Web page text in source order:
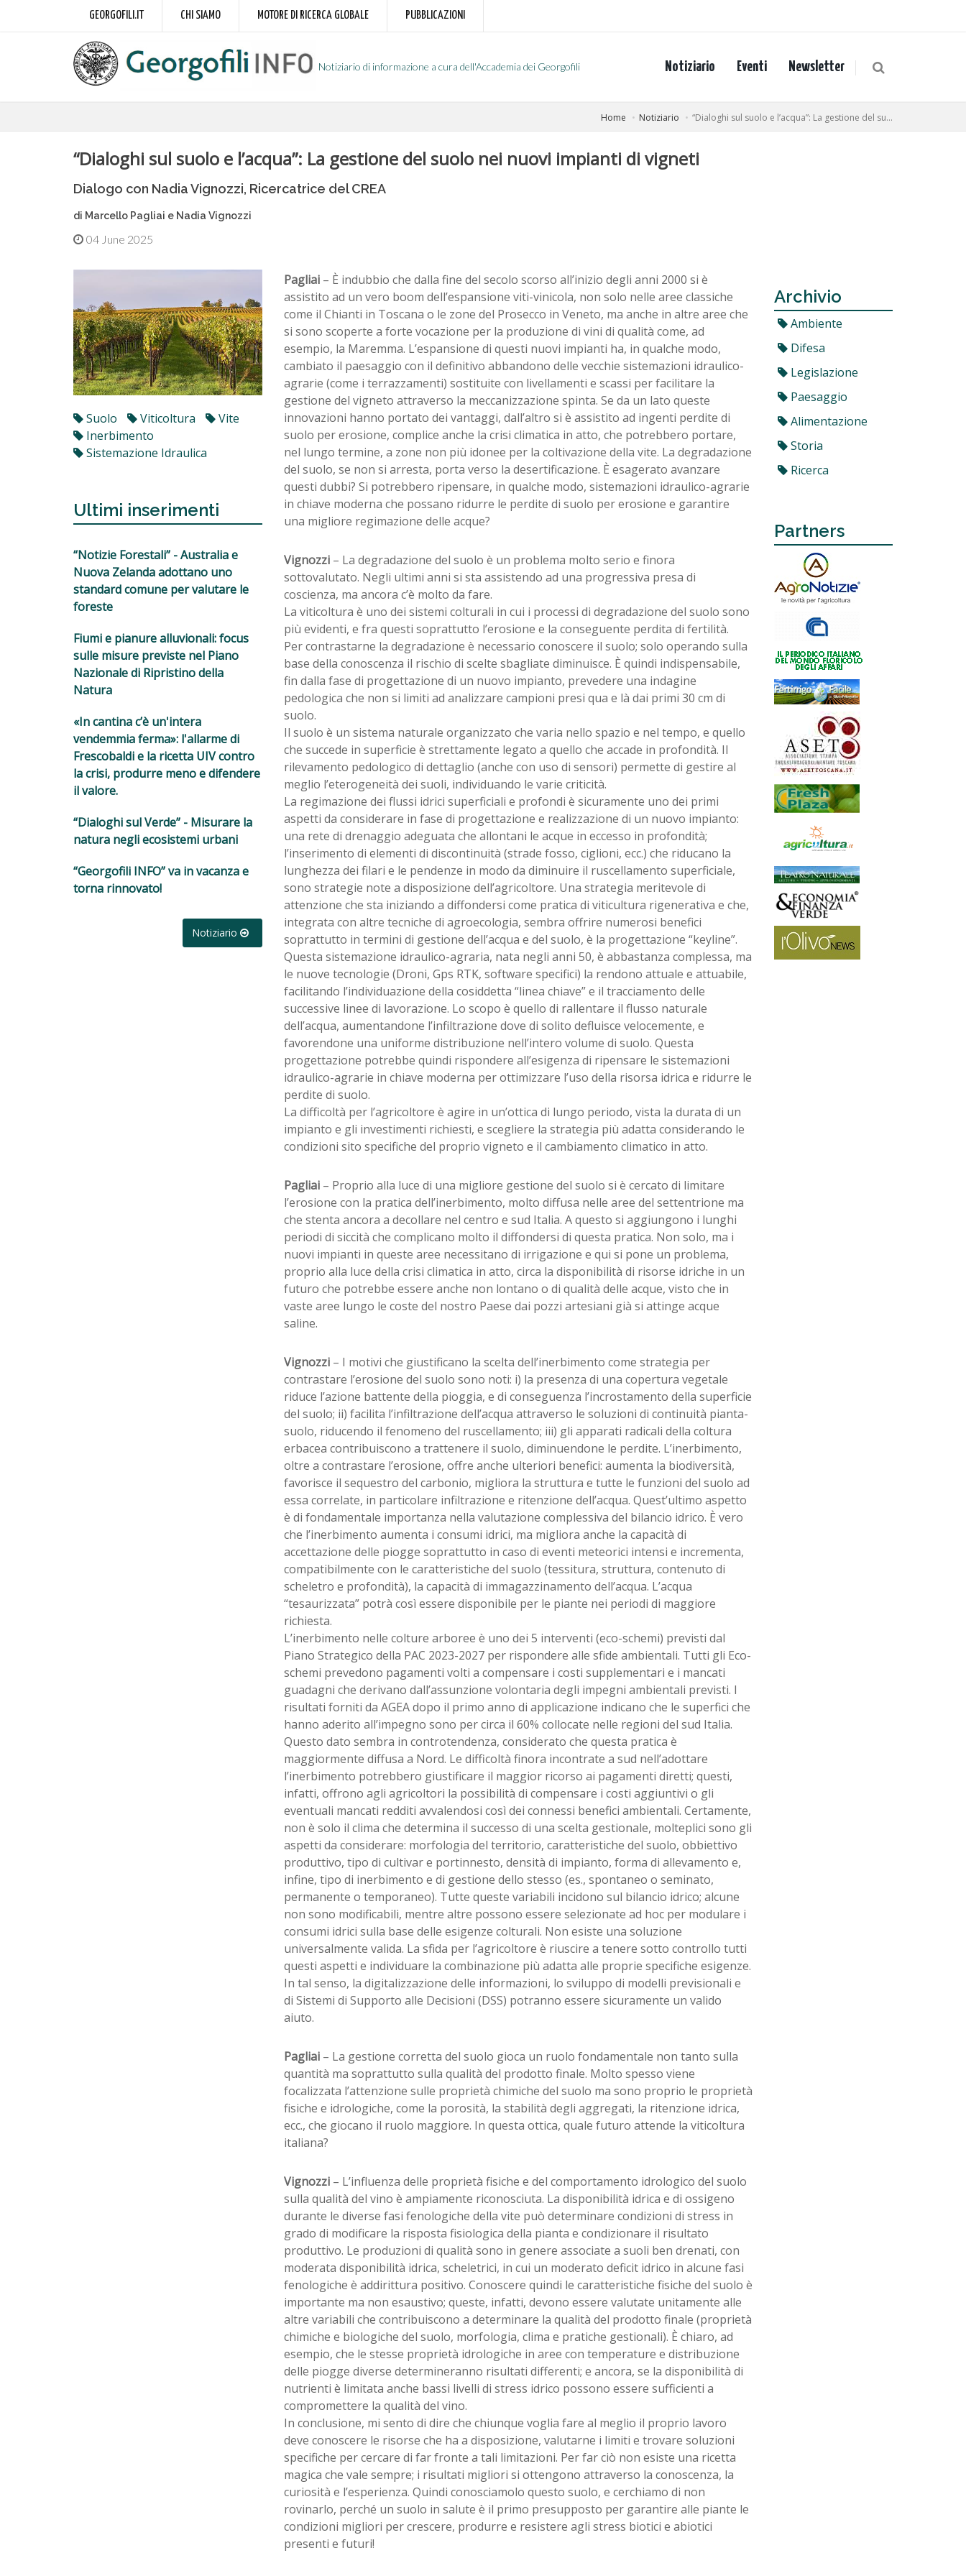
GEORGOFILI.IT CHI SIAMO MOTORE DI RICERCA GLOBALE PUBBLICAZIONI
Notiziario di informazione a cura dell'Accademia dei Georgofili Notiziario Eventi Newsletter
Home Notiziario “Dialoghi sul suolo e l’acqua”: La gestione del su...
“Dialoghi sul suolo e l’acqua”: La gestione del suolo nei nuovi impianti di vigneti
Dialogo con Nadia Vignozzi, Ricercatrice del CREA
di Marcello Pagliai e Nadia Vignozzi
04 June 2025
Suolo Viticoltura
Vite
Inerbimento
Sistemazione Idraulica
Ultimi inserimenti
“Notizie Forestali” - Australia e
Nuova Zelanda adottano uno
standard comune per valutare le
foreste
Fiumi e pianure alluvionali: focus
sulle misure previste nel Piano
Nazionale di Ripristino della
Natura
«In cantina c’è un'intera
vendemmia ferma»: l'allarme di
Frescobaldi e la ricetta UIV contro
la crisi, produrre meno e difendere
il valore.
“Dialoghi sul Verde” - Misurare la
natura negli ecosistemi urbani
“Georgofili INFO” va in vacanza e
torna rinnovato!
Notiziario
Pagliai– È indubbio che dalla fine del secolo scorso all’inizio degli anni 2000 si è
assistito ad un vero boom dell’espansione viti-vinicola, non solo nelle aree classiche
come il Chianti in Toscana o le zone del Prosecco in Veneto, ma anche in altre aree che
si sono scoperte a forte vocazione per la produzione di vini di qualità come, ad
esempio, la Maremma. L’espansione di questi nuovi impianti ha, in qualche modo,
cambiato il paesaggio con il definitivo abbandono delle vecchie sistemazioni idraulico-
agrarie (come i terrazzamenti) sostituite con livellamenti e scassi per facilitare la
gestione del vigneto attraverso la meccanizzazione spinta. Se da un lato queste
innovazioni hanno portato dei vantaggi, dall’altro si è assistito ad ingenti perdite di
suolo per erosione, complice anche la crisi climatica in atto, che potrebbero portare,
nel lungo termine, a zone non più idonee per la coltivazione della vite. La degradazione
del suolo, se non si arresta, porta verso la desertificazione. È esagerato avanzare
questi dubbi? Si potrebbero ripensare, in qualche modo, sistemazioni idraulico-agrarie
in chiave moderna che possano ridurre le perdite di suolo per erosione e garantire
una migliore regimazione delle acque?
Vignozzi– La degradazione del suolo è un problema molto serio e finora
sottovalutato. Negli ultimi anni si sta assistendo ad una progressiva presa di
coscienza, ma ancora c’è molto da fare.
La viticoltura è uno dei sistemi colturali in cui i processi di degradazione del suolo sono
più evidenti, e fra questi soprattutto l’erosione e la conseguente perdita di fertilità.
Per contrastarne la degradazione è necessario conoscere il suolo; solo operando sulla
base della conoscenza il rischio di scelte sbagliate diminuisce. È quindi indispensabile,
fin dalla fase di progettazione di un nuovo impianto, prevedere una indagine
pedologica che non si limiti ad analizzare campioni presi qua e là dai primi 30 cm di
suolo.
Il suolo è un sistema naturale organizzato che varia nello spazio e nel tempo, e quello
che succede in superficie è strettamente legato a quello che accade in profondità. Il
rilevamento pedologico di dettaglio (anche con uso di sensori) permette di gestire al
meglio l’eterogeneità dei suoli, individuando le varie criticità.
La regimazione dei flussi idrici superficiali e profondi è sicuramente uno dei primi
aspetti da considerare in fase di progettazione e realizzazione di un nuovo impianto:
una rete di drenaggio adeguata che allontani le acque in eccesso in profondità;
l’inserimento di elementi di discontinuità (strade fosso, ciglioni, ecc.) che riducano la
lunghezza dei filari e le pendenze in modo da diminuire il ruscellamento superficiale,
sono strategie note a disposizione dell’agricoltore. Una strategia meritevole di
attenzione che sta iniziando a diffondersi come pratica di viticultura rigenerativa e che,
integrata con altre tecniche di agroecologia, sembra offrire numerosi benefici
soprattutto in termini di gestione dell’acqua e del suolo, è la progettazione “keyline”.
Questa sistemazione idraulico-agraria, nata negli anni 50, è abbastanza complessa, ma
le nuove tecnologie (Droni, Gps RTK, software specifici) la rendono attuale e attuabile,
facilitando l’individuazione della cosiddetta “linea chiave” e il tracciamento delle
successive linee di lavorazione. Lo scopo è quello di rallentare il flusso naturale
dell’acqua, aumentandone l’infiltrazione dove di solito defluisce velocemente, e
favorendone una uniforme distribuzione nell’intero volume di suolo. Questa
progettazione potrebbe quindi rispondere all’esigenza di ripensare le sistemazioni
idraulico-agrarie in chiave moderna per ottimizzare l’uso della risorsa idrica e ridurre le
perdite di suolo.
La difficoltà per l’agricoltore è agire in un’ottica di lungo periodo, vista la durata di un
impianto e gli investimenti richiesti, e scegliere la strategia più adatta considerando le
condizioni sito specifiche del proprio vigneto e il cambiamento climatico in atto.
Pagliai– Proprio alla luce di una migliore gestione del suolo si è cercato di limitare
l’erosione con la pratica dell’inerbimento, molto diffusa nelle aree del settentrione ma
che stenta ancora a decollare nel centro e sud Italia. A questo si aggiungono i lunghi
periodi di siccità che complicano molto il diffondersi di questa pratica. Non solo, ma i
nuovi impianti in queste aree necessitano di irrigazione e qui si pone un problema,
proprio alla luce della crisi climatica in atto, circa la disponibilità di risorse idriche in un
futuro che potrebbe essere anche non lontano o di qualità delle acque, visto che in
vaste aree lungo le coste del nostro Paese dai pozzi artesiani già si attinge acque
saline.
Vignozzi – I motivi che giustificano la scelta dell’inerbimento come strategia per
contrastare l’erosione del suolo sono noti: i) la presenza di una copertura vegetale
riduce l’azione battente della pioggia, e di conseguenza l’incrostamento della superficie
del suolo; ii) facilita l’infiltrazione dell’acqua attraverso le soluzioni di continuità pianta-
suolo, riducendo il fenomeno del ruscellamento; iii) gli apparati radicali della coltura
erbacea contribuiscono a trattenere il suolo, diminuendone le perdite. L’inerbimento,
oltre a contrastare l’erosione, offre anche ulteriori benefici: aumenta la biodiversità,
favorisce il sequestro del carbonio, migliora la struttura e tutte le funzioni del suolo ad
essa correlate, in particolare infiltrazione e ritenzione dell’acqua. Quest’ultimo aspetto
è di fondamentale importanza nella valutazione complessiva del bilancio idrico. È vero
che l’inerbimento aumenta i consumi idrici, ma migliora anche la capacità di
accettazione delle piogge soprattutto in caso di eventi meteorici intensi e incrementa,
compatibilmente con le caratteristiche del suolo (tessitura, struttura, contenuto di
scheletro e profondità), la capacità di immagazzinamento dell’acqua. L’acqua
“tesaurizzata” potrà così essere disponibile per le piante nei periodi di maggiore
richiesta.
L’inerbimento nelle colture arboree è uno dei 5 interventi (eco-schemi) previsti dal
Piano Strategico della PAC 2023-2027 per rispondere alle sfide ambientali. Tutti gli Eco-
schemi prevedono pagamenti volti a compensare i costi supplementari e i mancati
guadagni che derivano dall’assunzione volontaria degli impegni ambientali previsti. I
risultati forniti da AGEA dopo il primo anno di applicazione indicano che le superfici che
hanno aderito all’impegno sono per circa il 60% collocate nelle regioni del sud Italia.
Questo dato sembra in controtendenza, considerato che questa pratica è
maggiormente diffusa a Nord. Le difficoltà finora incontrate a sud nell’adottare
l’inerbimento potrebbero giustificare il maggior ricorso ai pagamenti diretti; questi,
infatti, offrono agli agricoltori la possibilità di compensare i costi aggiuntivi o gli
eventuali mancati redditi avvalendosi così dei connessi benefici ambientali. Certamente,
non è solo il clima che determina il successo di una scelta gestionale, molteplici sono gli
aspetti da considerare: morfologia del territorio, caratteristiche del suolo, obbiettivo
produttivo, tipo di cultivar e portinnesto, densità di impianto, forma di allevamento e,
infine, tipo di inerbimento e di gestione dello stesso (es., spontaneo o seminato,
permanente o temporaneo). Tutte queste variabili incidono sul bilancio idrico; alcune
non sono modificabili, mentre altre possono essere selezionate ad hoc per modulare i
consumi idrici sulla base delle esigenze colturali. Non esiste una soluzione
universalmente valida. La sfida per l’agricoltore è riuscire a tenere sotto controllo tutti
questi aspetti e individuare la combinazione più adatta alle proprie specifiche esigenze.
In tal senso, la digitalizzazione delle informazioni, lo sviluppo di modelli previsionali e
di Sistemi di Supporto alle Decisioni (DSS) potranno essere sicuramente un valido
aiuto.
Pagliai – La gestione corretta del suolo gioca un ruolo fondamentale non tanto sulla
quantità ma soprattutto sulla qualità del prodotto finale. Molto spesso viene
focalizzata l’attenzione sulle proprietà chimiche del suolo ma sono proprio le proprietà
fisiche e idrologiche, come la porosità, la stabilità degli aggregati, la ritenzione idrica,
ecc., che giocano il ruolo maggiore. In questa ottica, quale futuro attende la viticoltura
italiana?
Vignozzi – L’influenza delle proprietà fisiche e del comportamento idrologico del suolo
sulla qualità del vino è ampiamente riconosciuta. La disponibilità idrica e di ossigeno
durante le diverse fasi fenologiche della vite può determinare condizioni di stress in
grado di modificare la risposta fisiologica della pianta e condizionare il risultato
produttivo. Le produzioni di qualità sono in genere associate a suoli ben drenati, con
moderata disponibilità idrica, scheletrici, in cui un moderato deficit idrico in alcune fasi
fenologiche è addirittura positivo. Conoscere quindi le caratteristiche fisiche del suolo è
importante ma non esaustivo; queste, infatti, devono essere valutate unitamente alle
altre variabili che contribuiscono a determinare la qualità del prodotto finale (proprietà
chimiche e biologiche del suolo, morfologia, clima e pratiche gestionali). È chiaro, ad
esempio, che le stesse proprietà idrologiche in aree con temperature e distribuzione
delle piogge diverse determineranno risultati differenti; e ancora, se la disponibilità di
nutrienti è limitata anche bassi livelli di stress idrico possono essere sufficienti a
compromettere la qualità del vino.
In conclusione, mi sento di dire che chiunque voglia fare al meglio il proprio lavoro
deve conoscere le risorse che ha a disposizione, valutarne i limiti e trovare soluzioni
specifiche per cercare di far fronte a tali limitazioni. Per far ciò non esiste una ricetta
magica che vale sempre; i risultati migliori si ottengono attraverso la conoscenza, la
curiosità e l’esperienza. Quindi conosciamolo questo suolo, e cerchiamo di non
rovinarlo, perché un suolo in salute è il primo presupposto per garantire alle piante le
condizioni migliori per crescere, produrre e resistere agli stress biotici e abiotici
presenti e futuri!
Archivio
Ambiente
Difesa
Legislazione
Paesaggio
Alimentazione
Storia
Ricerca
Partners